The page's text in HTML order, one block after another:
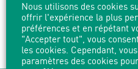
PARTAGER
Nous utilisons des cookies
offrir l'expérience la plus
préférences et en répétant
"Accepter tout", vous
les cookies. Cependant,
paramètres des cookies